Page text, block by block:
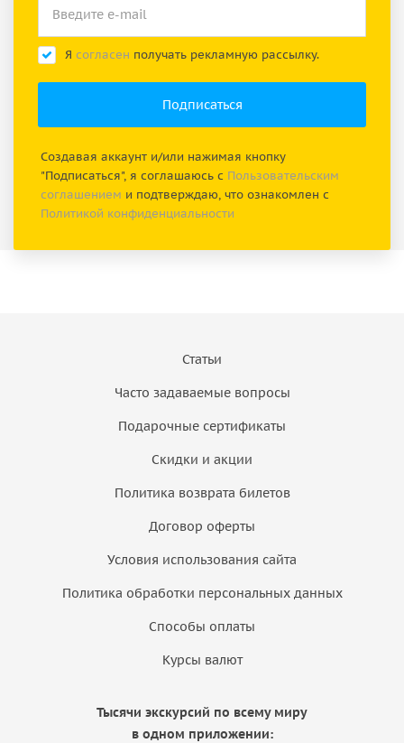
Я согласен получать рекламную рассылку.
Создавая аккаунт и/или нажимая кнопку
"Подписаться", я соглашаюсь с Пользовательским
соглашением и подтверждаю, что ознакомлен с
Политикой конфиденциальности
Статьи
Часто задаваемые вопросы
Подарочные сертификаты
Скидки и акции
Политика возврата билетов
Договор оферты
Условия использования сайта
Политика обработки персональных данных
Способы оплаты
Курсы валют
Тысячи экскурсий по всему миру
в одном приложении: